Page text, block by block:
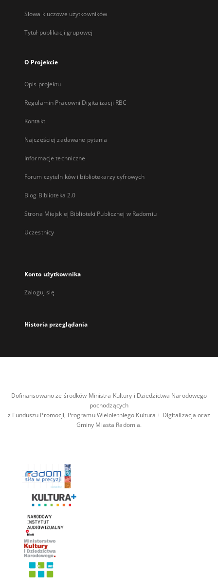
Słowa kluczowe użytkowników
Tytuł publikacji grupowej
O Projekcie
Opis projektu
Regulamin Pracowni Digitalizacji RBC
Kontakt
Najczęściej zadawane pytania
Informacje techniczne
Forum czytelników i bibliotekarzy cyfrowych
Blog Biblioteka 2.0
Strona Miejskiej Biblioteki Publicznej w Radomiu
Uczestnicy
Konto użytkownika
Zaloguj się
Historia przeglądania
Dofinansowano ze środków Ministra Kultury i Dziedzictwa Narodowego
pochodzących
z Funduszu Promocji, Programu Wieloletniego Kultura + Digitalizacja oraz
Gminy Miasta Radomia.